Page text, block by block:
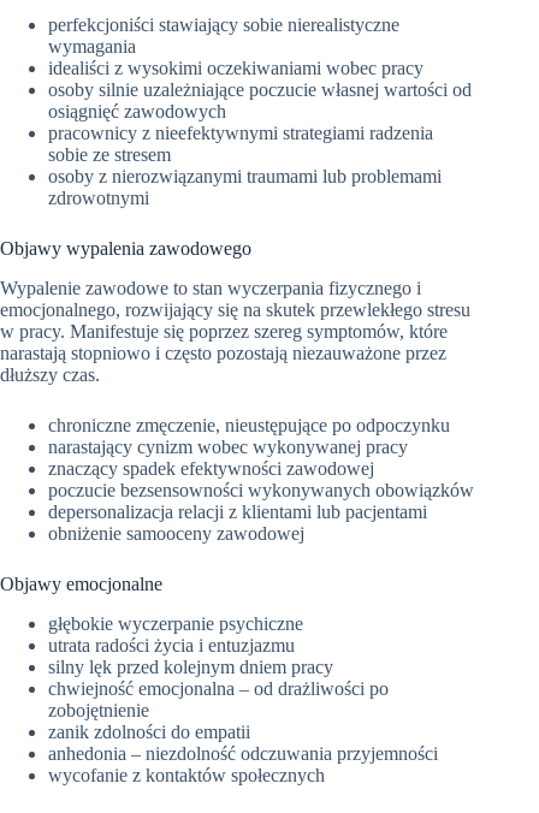
perfekcjoniści stawiający sobie nierealistyczne
wymagania
idealiści z wysokimi oczekiwaniami wobec pracy
osoby silnie uzależniające poczucie własnej wartości od
osiągnięć zawodowych
pracownicy z nieefektywnymi strategiami radzenia
sobie ze stresem
osoby z nierozwiązanymi traumami lub problemami
zdrowotnymi
Objawy wypalenia zawodowego
Wypalenie zawodowe to stan wyczerpania fizycznego i
emocjonalnego, rozwijający się na skutek przewlekłego stresu
w pracy. Manifestuje się poprzez szereg symptomów, które
narastają stopniowo i często pozostają niezauważone przez
dłuższy czas.
chroniczne zmęczenie, nieustępujące po odpoczynku
narastający cynizm wobec wykonywanej pracy
znaczący spadek efektywności zawodowej
poczucie bezsensowności wykonywanych obowiązków
depersonalizacja relacji z klientami lub pacjentami
obniżenie samooceny zawodowej
Objawy emocjonalne
głębokie wyczerpanie psychiczne
utrata radości życia i entuzjazmu
silny lęk przed kolejnym dniem pracy
chwiejność emocjonalna – od drażliwości po
zobojętnienie
zanik zdolności do empatii
anhedonia – niezdolność odczuwania przyjemności
wycofanie z kontaktów społecznych